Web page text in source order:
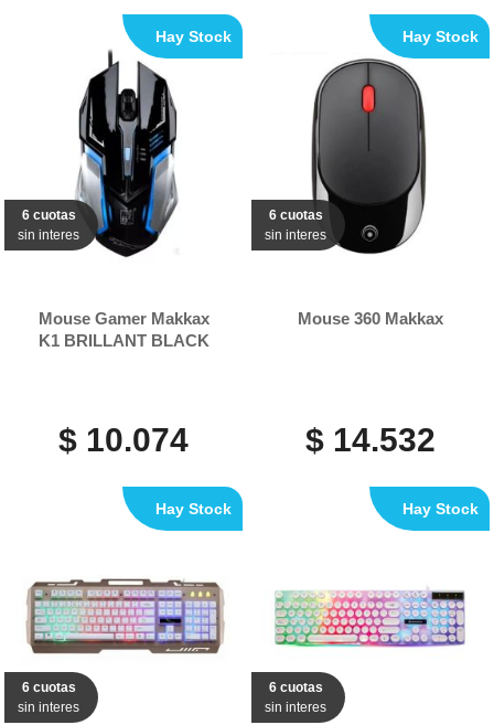
6 cuotas
sin interes
Mouse Gamer Makkax
K1 BRILLANT BLACK
$ 10.074
Hay Stock
6 cuotas
sin interes
Mouse 360 Makkax
$ 14.532
Hay Stock
6 cuotas
sin interes
Hay Stock
6 cuotas
sin interes
Hay Stock